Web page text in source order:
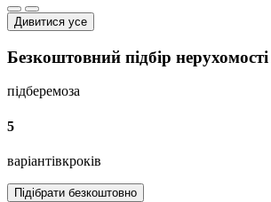
Дивитися усе
Безкоштовний підбір нерухомості
підберемоза
5
варіантівкроків
Підібрати безкоштовно